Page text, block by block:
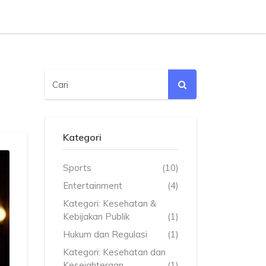
Kategori
Sports
(10)
Entertainment
(4)
Kategori: Kesehatan &
Kebijakan Publik
(1)
Hukum dan Regulasi
(1)
Kategori: Kesehatan dan